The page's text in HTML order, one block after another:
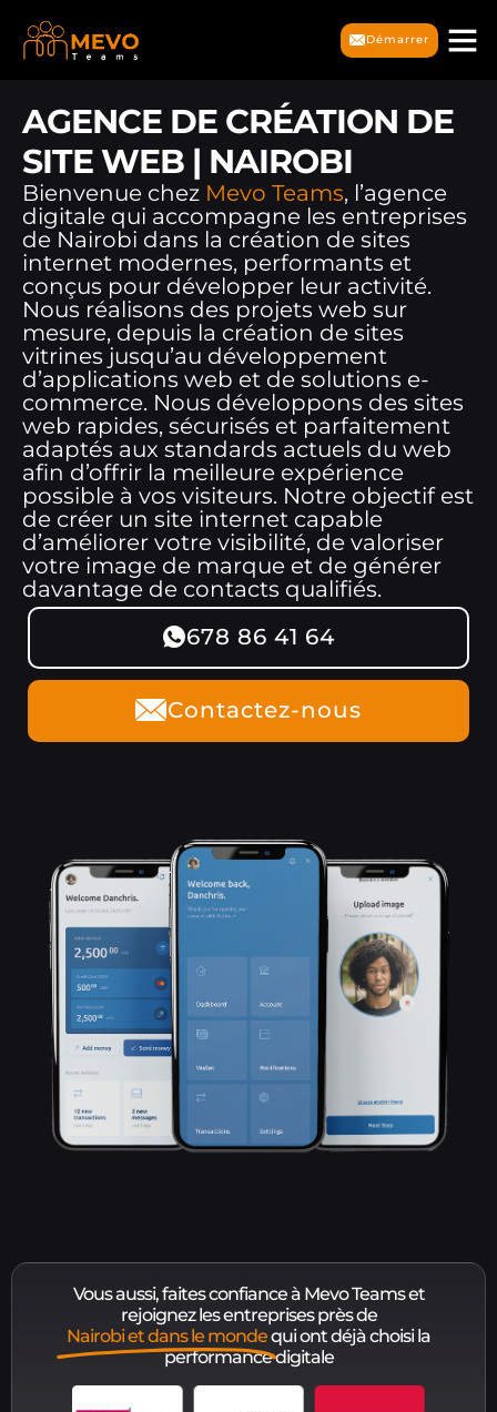
Démarrer
AGENCE DE CRÉATION DE
SITE WEB | NAIROBI
Bienvenue chez Mevo Teams, l’agence
digitale qui accompagne les entreprises
de Nairobi dans la création de sites
internet modernes, performants et
conçus pour développer leur activité.
Nous réalisons des projets web sur
mesure, depuis la création de sites
vitrines jusqu’au développement
d’applications web et de solutions e-
commerce. Nous développons des sites
web rapides, sécurisés et parfaitement
adaptés aux standards actuels du web
afin d’offrir la meilleure expérience
possible à vos visiteurs. Notre objectif est
de créer un site internet capable
d’améliorer votre visibilité, de valoriser
votre image de marque et de générer
davantage de contacts qualifiés.
678 86 41 64
Contactez-nous
Vous aussi, faites confiance à Mevo Teams et
rejoignez les entreprises près de
Nairobi et dans le mondequi ont déjà choisi la
performance digitale